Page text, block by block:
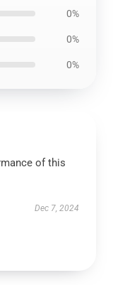
0%
0%
0%
of this
Dec 7, 2024